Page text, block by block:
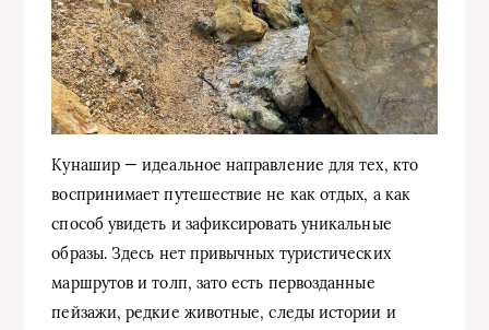
Кунашир — идеальное направление для тех, кто
воспринимает путешествие не как отдых, а как
способ увидеть и зафиксировать уникальные
образы. Здесь нет привычных туристических
маршрутов и толп, зато есть первозданные
пейзажи, редкие животные, следы истории и